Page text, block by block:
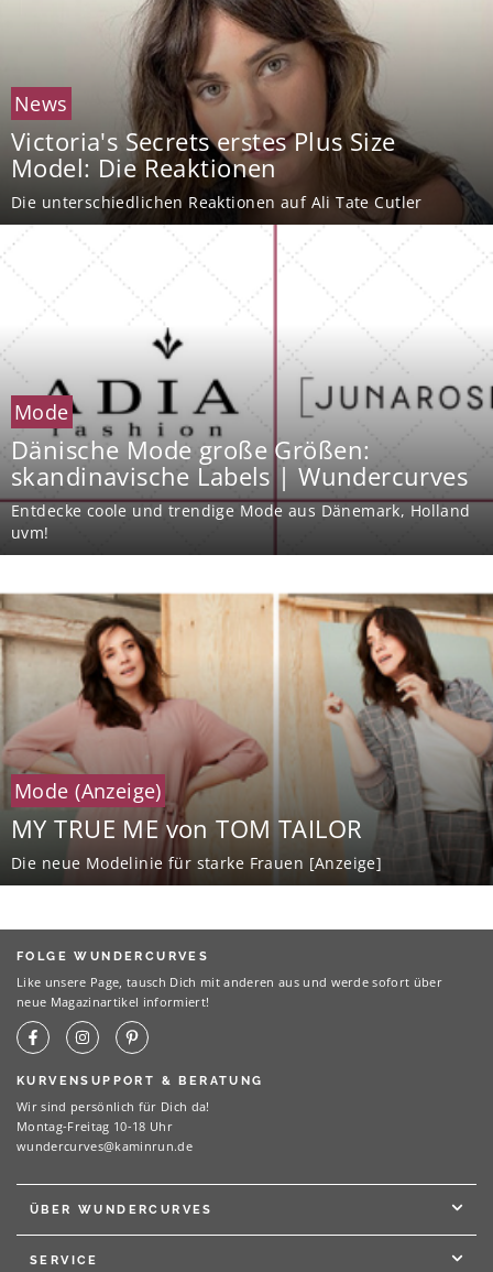
News
Victoria's Secrets erstes Plus Size
Model: Die Reaktionen
Die unterschiedlichen Reaktionen auf Ali Tate Cutler
Mode
Dänische Mode große Größen:
skandinavische Labels | Wundercurves
Entdecke coole und trendige Mode aus Dänemark, Holland
uvm!
Mode (Anzeige)
MY TRUE ME von TOM TAILOR
Die neue Modelinie für starke Frauen [Anzeige]
FOLGE WUNDERCURVES
Like unsere Page, tausch Dich mit anderen aus und werde sofort über
neue Magazinartikel informiert!
KURVENSUPPORT & BERATUNG
Wir sind persönlich für Dich da!
Montag-Freitag 10-18 Uhr
wundercurves@kaminrun.de
ÜBER WUNDERCURVES
SERVICE